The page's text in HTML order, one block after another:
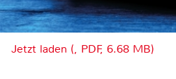
Jetzt laden (, PDF, 6.68 MB)